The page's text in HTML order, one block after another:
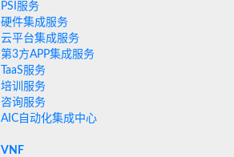
PSI服务
硬件集成服务
云平台集成服务
第3方APP集成服务
TaaS服务
培训服务
咨询服务
AIC自动化集成中心
VNF